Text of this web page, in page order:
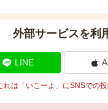
外部サービスを利
LINE
は「いこーよ」にSNSでの投